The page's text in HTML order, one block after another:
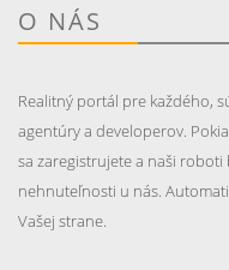
O NÁS
Realitný portál pre každého,
agentúry a developerov.
sa zaregistrujete a naši
nehnuteľnosti u nás.
Vašej strane.